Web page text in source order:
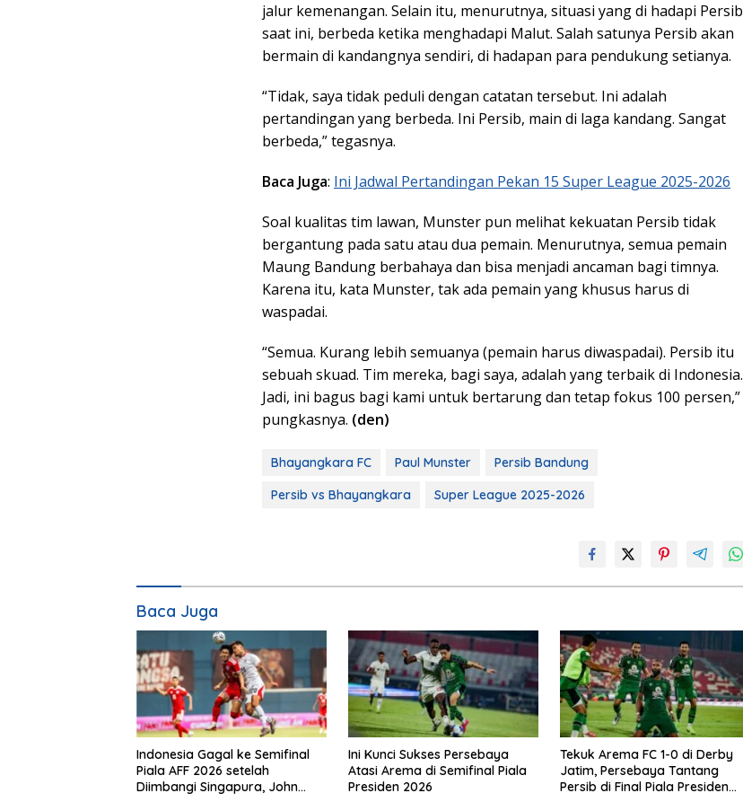
jalur kemenangan. Selain itu, menurutnya, situasi yang di hadapi Persib
saat ini, berbeda ketika menghadapi Malut. Salah satunya Persib akan
bermain di kandangnya sendiri, di hadapan para pendukung setianya.
“Tidak, saya tidak peduli dengan catatan tersebut. Ini adalah
pertandingan yang berbeda. Ini Persib, main di laga kandang. Sangat
berbeda,” tegasnya.
Baca Juga: Ini Jadwal Pertandingan Pekan 15 Super League 2025-2026
Soal kualitas tim lawan, Munster pun melihat kekuatan Persib tidak
bergantung pada satu atau dua pemain. Menurutnya, semua pemain
Maung Bandung berbahaya dan bisa menjadi ancaman bagi timnya.
Karena itu, kata Munster, tak ada pemain yang khusus harus di
waspadai.
“Semua. Kurang lebih semuanya (pemain harus diwaspadai). Persib itu
sebuah skuad. Tim mereka, bagi saya, adalah yang terbaik di Indonesia.
Jadi, ini bagus bagi kami untuk bertarung dan tetap fokus 100 persen,”
pungkasnya. (den)
Bhayangkara FC Paul Munster
Persib Bandung
Persib vs Bhayangkara
Super League 2025-2026
Baca Juga
Indonesia Gagal ke Semifinal
Piala AFF 2026 setelah
Diimbangi Singapura, John
Ini Kunci Sukses Persebaya
Atasi Arema di Semifinal Piala
Presiden 2026
Tekuk Arema FC 1-0 di Derby
Jatim, Persebaya Tantang
Persib di Final Piala Presiden